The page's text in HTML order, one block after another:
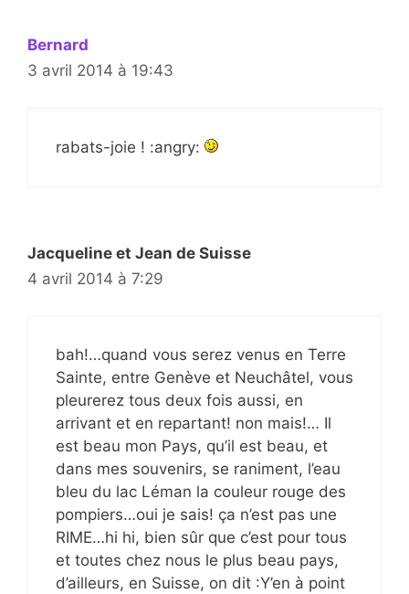
Bernard
3 avril 2014 à 19:43
rabats-joie ! :angry:
Jacqueline et Jean de Suisse
4 avril 2014 à 7:29
bah!…quand vous serez venus en Terre
Sainte, entre Genève et Neuchâtel, vous
pleurerez tous deux fois aussi, en
arrivant et en repartant! non mais!… Il
est beau mon Pays, qu’il est beau, et
dans mes souvenirs, se raniment, l’eau
bleu du lac Léman la couleur rouge des
pompiers…oui je sais! ça n’est pas une
RIME…hi hi, bien sûr que c’est pour tous
et toutes chez nous le plus beau pays,
d’ailleurs, en Suisse, on dit :Y’en à point